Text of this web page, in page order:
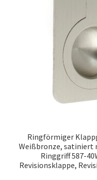
Ringförmiger
Weißbronze, satiniert
Ringgriff 587-
Revisionsklappe,